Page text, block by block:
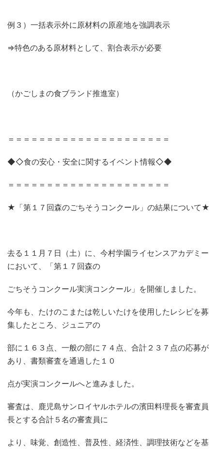
例３）一括表示外に原材料の原産地を強調表示
⇒特色のある原材料として、割合表示が必要
（かごしまの食ブランド推進室）
＝＝＝＝＝＝＝＝＝＝＝＝＝＝＝＝＝＝＝＝＝
◆◇食の安心・安全に関するイベント情報◇◆
＝＝＝＝＝＝＝＝＝＝＝＝＝＝＝＝＝＝＝＝＝
★「第１７回森のごちそうコンクール」の結果について★
去る１１月７日（土）に、今村学園ライセンスアカデミー
において、「第１７回森の
ごちそうコンクール実演コンクール」を開催しました。
今年も、たけのこまたは乾しいたけを使用したレシピを募
集したところ、ジュニアの
部に１６３点、一般の部に７４点、合計２３７点の応募が
あり、書類審査を通過した１０
点が実演コンクールへと進みました。
審査は、鹿児島サンロイヤルホテルの濱田料理長を審査員
長とする合計５名の審査員に
より、味覚、創造性、普及性、経済性、調理技術などを基